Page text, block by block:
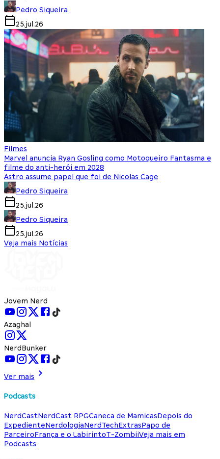
Pedro Siqueira
25.jul.26
Filmes
Marvel anuncia Ryan Gosling como Motoqueiro Fantasma e
filme do anti-herói em 2028
Astro assume papel que foi de Nicolas Cage
Pedro Siqueira
25.jul.26
Pedro Siqueira
25.jul.26
Veja mais Notícias
Jovem Nerd
Azaghal
NerdBunker
Ver mais
Podcasts
NerdCastNerdCast RPGCaneca de MamicasDepois do
ExpedienteNerdologiaNerdTechExtrasPapo de
ParceiroFrança e o LabirintoT-ZombiiVeja mais em
Podcasts